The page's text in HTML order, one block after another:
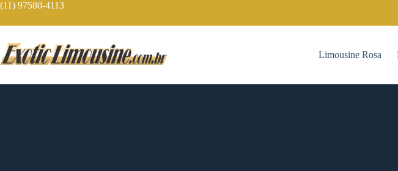
Skip
content
(11) 97580-4113
Limousine Rosa